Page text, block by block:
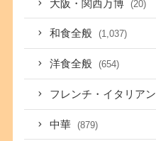
大阪・関西万博 (20)
和食全般 (1,037)
洋食全般 (654)
フレンチ・イタリアン
中華 (879)